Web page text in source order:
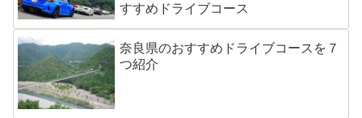
すすめドライブコース
奈良県のおすすめドライブコースを７
つ紹介